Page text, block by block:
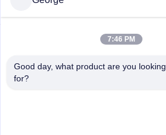
7:46 PM
Good day, what product are you looking
for?